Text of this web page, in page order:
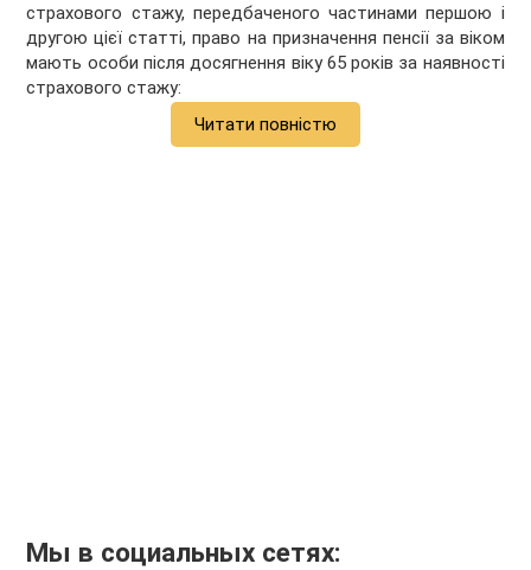
страхового стажу, передбаченого частинами першою і
другою цієї статті, право на призначення пенсії за віком
мають особи після досягнення віку 65 років за наявності
страхового стажу:
Читати повністю
Мы в социальных сетях: